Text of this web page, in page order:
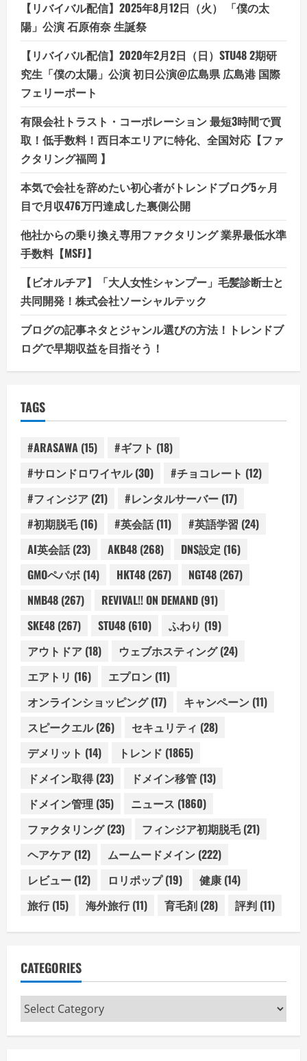
【リバイバル配信】2025年8月12日（火） 「僕の太
陽」公演 石原侑奈 生誕祭
【リバイバル配信】2020年2月2日（日）STU48 2期研
究生「僕の太陽」公演 初日公演@広島県 広島港 国際
フェリーポート
有限会社トラスト・コーポレーション 最短3時間で買
取！低手数料！西日本エリアに特化、全国対応【ファ
クタリング福岡 】
本気で会社を辞めたい初心者がトレンドブログ5ヶ月
目で月収476万円達成した裏側公開
他社からの乗り換え専用ファクタリング 業界最低水準
手数料【MSFJ】
【ビオルチア】「大人女性シャンプー」毛髪診断士と
共同開発！株式会社ソーシャルテック
ブログの記事ネタとジャンル選びの方法！トレンドブ
ログで早期収益を目指そう！
TAGS
#ARASAWA (15) #ギフト (18)
#サロンドロワイヤル(30) #チョコレート (12)
#フィンジア (21) #レンタルサーバー (17)
#初期脱毛(16) #英会話(11) #英語学習 (24)
AI英会話(23) AKB48 (268) DNS設定 (16)
GMOペパボ (14) HKT48 (267) NGT48 (267)
NMB48 (267) REVIVAL!! ON DEMAND (91)
SKE48 (267) STU48 (610) ふわり (19)
アウトドア (18) ウェブホスティング(24)
エアトリ (16) エプロン (11)
オンラインショッピング(17) キャンペーン (11)
スピークエル(26) セキュリティ (28)
デメリット (14) トレンド (1865)
ドメイン取得(23) ドメイン移管 (13)
ドメイン管理 (35) ニュース (1860)
ファクタリング(23) フィンジア初期脱毛(21)
ヘアケア (12) ムームードメイン (222)
レビュー (12) ロリポップ(19) 健康 (14)
旅行(15) 海外旅行(11) 育毛剤 (28) 評判 (11)
CATEGORIES
Categories